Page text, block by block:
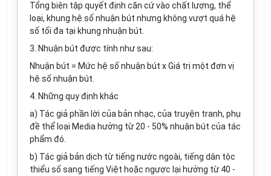
Tổng biên tập quyết định căn cứ vào chất ượng, thể
loại, khung hệ số nhuận bút nhưng không vượt quá hệ
số tối đa tại khung nhuận bút.
3. Nhuận bút được tính như sau:
Nhuận bút = Mức hệ số nhuận bút xGiá trị một đơn vị
hệ số nhuận bút.
4. Những quy định khác
a) Tác giả phần lời của bản nhạc, của truyện tranh, phụ
đề thể loại Media hưởng từ 20 - 50% nhuận bút của tác
phẩm đó.
b) Tác giả bản dịch từ tiếng nước ngoài, tiếng dân tộc
thiểu số sang tiếng Việt hoặc ngược lại hưởng từ 40 -